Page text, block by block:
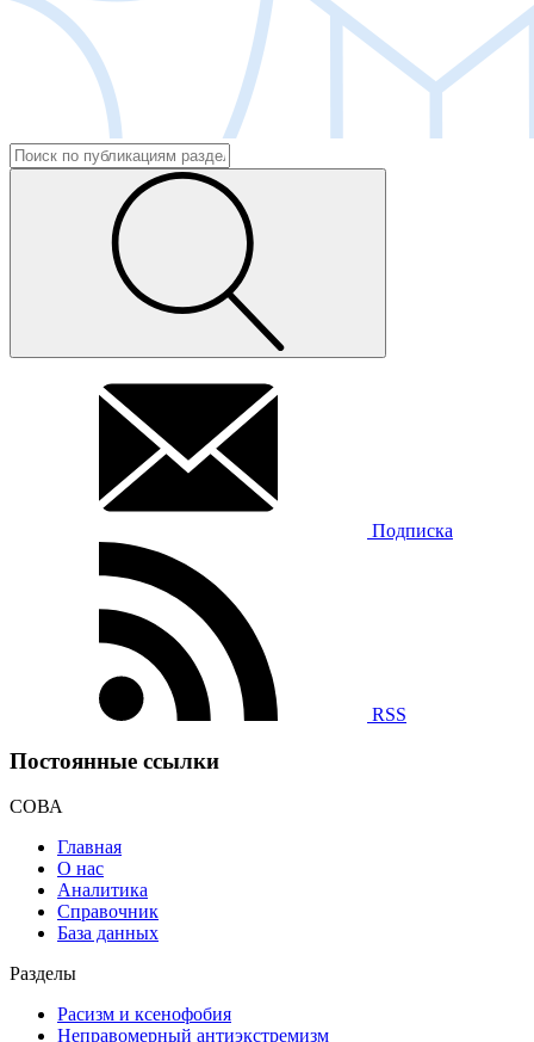
Подписка
RSS
Постоянные ссылки
СОВА
Главная
О нас
Аналитика
Справочник
База данных
Разделы
Расизм и ксенофобия
Неправомерный антиэкстремизм